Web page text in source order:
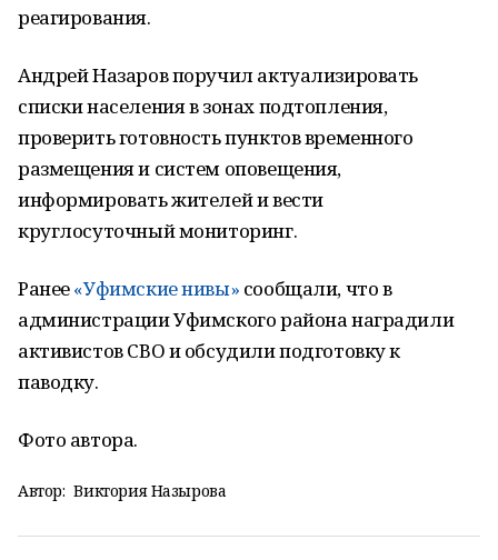
реагирования.
Андрей Назаров поручил актуализировать
списки населения в зонах подтопления,
проверить готовность пунктов временного
размещения и систем оповещения,
информировать жителей и вести
круглосуточный мониторинг.
Ранее«Уфимские нивы» сообщали, что в
администрации Уфимского района наградили
активистов СВО и обсудили подготовку к
паводку.
Фото автора.
Автор: Виктория Назырова